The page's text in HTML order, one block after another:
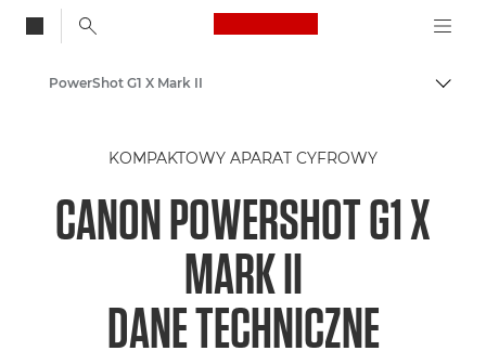
Canon Logo, back
PowerShot G1 X Mark II
KOMPAKTOWY APARAT CYFROWY
CANON POWERSHOT G1 X
MARK II
DANE TECHNICZNE